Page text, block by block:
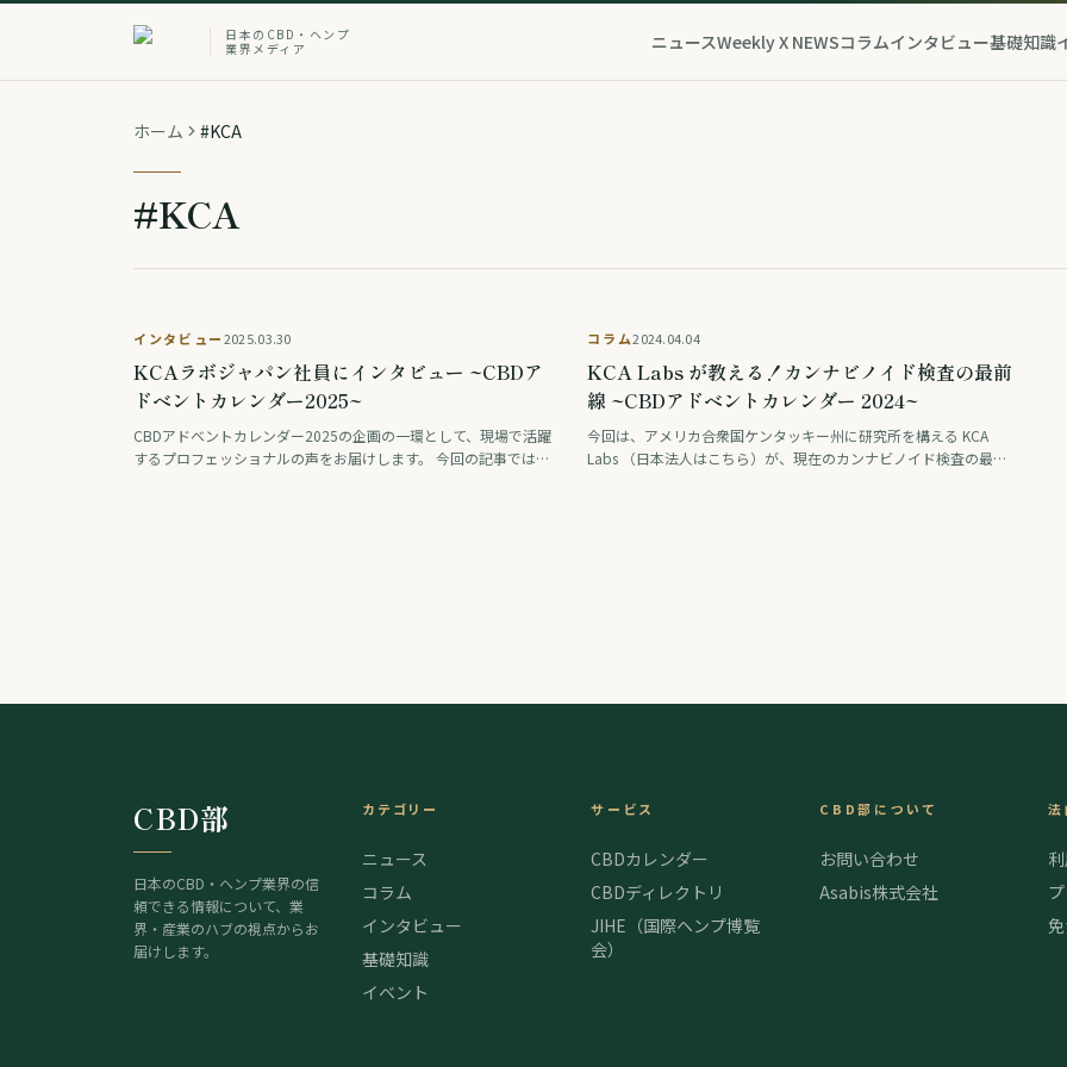
日本のCBD・ヘンプ
業界メディア
ニュースWeekly X NEWSコラムインタビュー基礎知識
ホーム #KCA
#KCA
インタビュー2025.03.30
KCAラボジャパン社員にインタビュー ~CBDア
ドベントカレンダー2025~
CBDアドベントカレンダー2025の企画の一環として、現場で活躍
するプロフェッショナルの声をお届けします。 今回の記事では、
コラム2024.04.04
KCA Labs が教える！カンナビノイド検査の最前
線 ~CBDアドベントカレンダー 2024~
今回は、アメリカ合衆国ケンタッキー州に研究所を構える KCA
Labs （日本法人はこちら）が、現在のカンナビノイド検査の最前
CBD部
日本のCBD・ヘンプ業界の信
頼できる情報について、業
界・産業のハブの視点からお
届けします。
カテゴリー
ニュース
コラム
インタビュー
基礎知識
イベント
サービス
CBDカレンダー
CBDディレクトリ
JIHE（国際ヘンプ博覧
会）
CBD部について
お問い合わせ
Asabis株式会社